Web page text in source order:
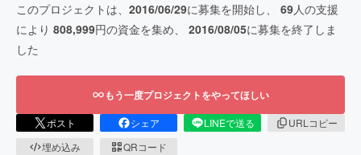
このプロジェクトは、 2016/06/29に募集を開始し、 69人の支援
により 808,999円の資金を集め、 2016/08/05に募集を終了しま
した
もう一度プロジェクトをやってほしい
ポスト シェア LINEで送る
URLコピー
埋め込み
QRコード